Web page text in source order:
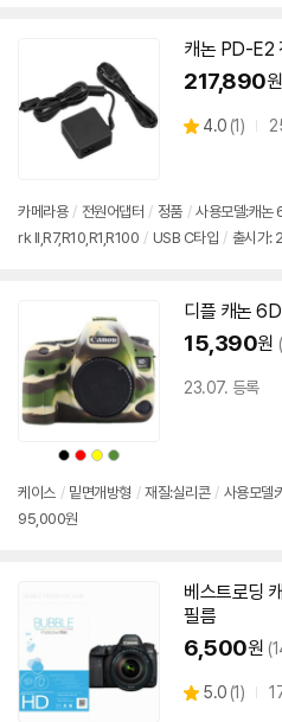
캐논 PD-E2
217,890원
별
4.0 (상
뷰
1)
카메라용 / 전원어댑터 / 정품 / 사용모델:캐논
rkII,R7,R10,R1,R100 / USB C타입 / 출시가:
상
품
상
상
품
색
상
상
품
색
상
상
품
색
상
디플 캐논 6D
15,390원
23.07. 등록
케이스 / 밑면개방형 / 재질:실리콘 / 사용모델
95,000원
베스트로딩
필름
6,500원
별
5.0 (상
1)